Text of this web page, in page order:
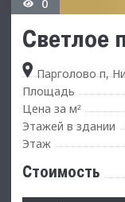
0
Светлое
Парголово п,
Площадь
Цена за м²
Этажей в здании
Этаж
Стоимость